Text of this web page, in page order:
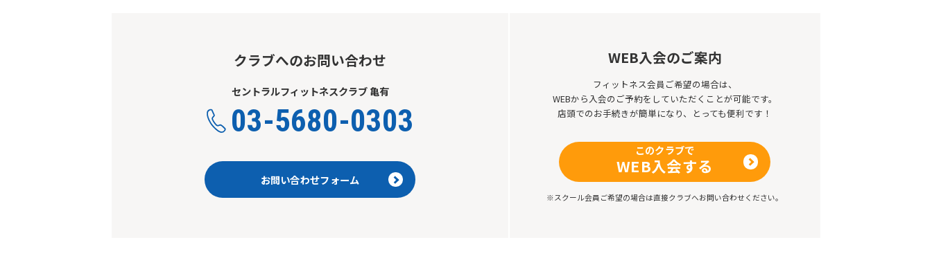
クラブへのお問い合わせ
セントラルフィットネスクラブ 亀有
03-5680-0303
お問い合わせフォーム
WEB入会のご案内
フィットネス会員ご希望の場合は、
WEBから入会のご予約をしていただくことが可能です。
店頭でのお手続きが簡単になり、とっても便利です！
このクラブで
WEB入会する
※スクール会員ご希望の場合は直接クラブへお問い合わせください。